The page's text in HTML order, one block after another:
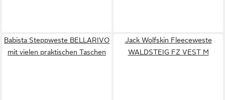
Babista Steppweste BELLARIVO
mit vielen praktischen Taschen
Jack Wolfskin Fleeceweste
WALDSTEIG FZ VEST M